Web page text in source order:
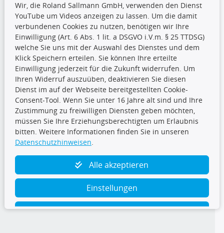
CARAT Gruppe
Folge uns
TecDoc Inside
Wir, die Roland Sallmann GmbH, verwenden den Dienst
YouTube um Videos anzeigen zu lassen. Um die damit
verbundenen Cookies zu nutzen, benötigen wir Ihre
Einwilligung (Art. 6 Abs. 1 lit. a DSGVO i.V.m. § 25 TTDSG)
welche Sie uns mit der Auswahl des Dienstes und dem
Klick Speichern erteilen. Sie können Ihre erteilte
Einwilligung jederzeit für die Zukunft widerrufen. Um
Ihren Widerruf auszuüben, deaktivieren Sie diesen
Dienst im auf der Webseite bereitgestellten Cookie-
Consent-Tool. Wenn Sie unter 16 Jahre alt sind und Ihre
Zustimmung zu freiwilligen Diensten geben möchten,
müssen Sie Ihre Erziehungsberechtigten um Erlaubnis
bitten. Weitere Informationen finden Sie in unseren
Datenschutzhinweisen.
Alle akzeptieren
Einstellungen
Ablehnen